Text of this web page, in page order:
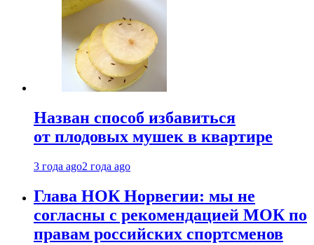
Назван способ избавиться
от плодовых мушек в квартире
3 года ago2 года ago
Глава НОК Норвегии: мы не
согласны с рекомендацией МОК по
правам российских спортсменов